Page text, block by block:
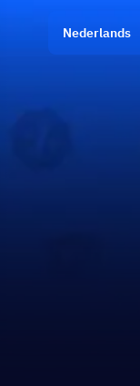
Nederlands